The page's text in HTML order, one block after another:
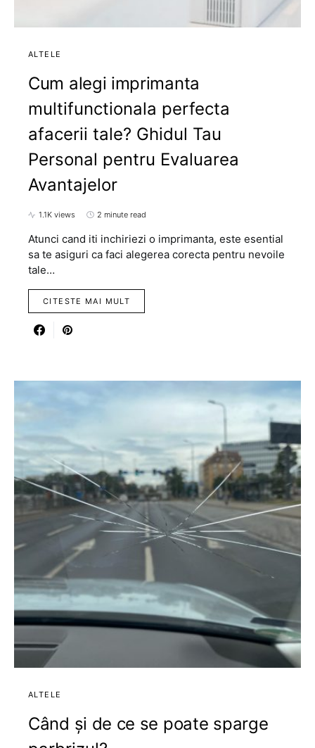
ALTELE
Cum alegi imprimanta
multifunctionala perfecta
afacerii tale? Ghidul Tau
Personal pentru Evaluarea
Avantajelor
1.1K views 2 minute read
Atunci cand iti inchiriezi o imprimanta, este esential
sa te asiguri ca faci alegerea corecta pentru nevoile
tale…
CITESTE MAI MULT
ALTELE
Când și de ce se poate sparge